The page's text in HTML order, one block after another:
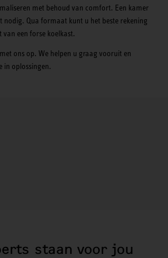
met behoud van comfort. Een kamer
nodig. Qua formaat kunt u het beste rekening
een forse koelkast.
met ons op. We helpen u graag vooruit en
in oplossingen.
staan voor jou